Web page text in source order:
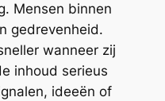
Mensen binnen
gedrevenheid.
wanneer zij
inhoud serieus
ideeën of